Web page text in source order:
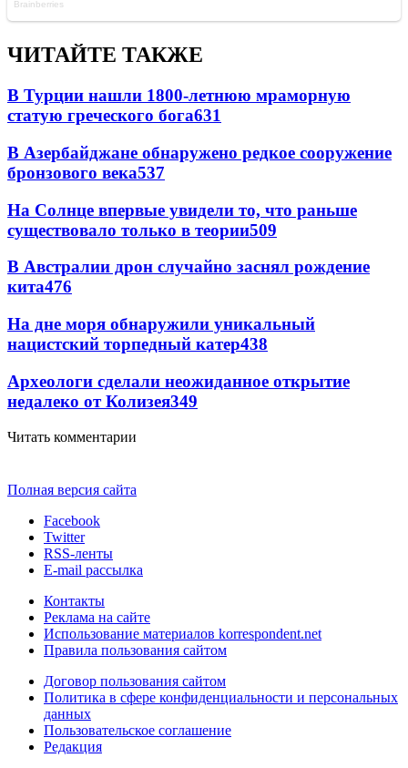
ЧИТАЙТЕ ТАКЖЕ
В Турции нашли 1800-летнюю мраморную
статую греческого бога631
В Азербайджане обнаружено редкое сооружение
бронзового века537
На Солнце впервые увидели то, что раньше
существовало только в теории509
В Австралии дрон случайно заснял рождение
кита476
На дне моря обнаружили уникальный
нацистский торпедный катер438
Археологи сделали неожиданное открытие
недалеко от Колизея349
Читать комментарии
Полная версия сайта
Facebook
Twitter
RSS-ленты
E-mail рассылка
Контакты
Реклама на сайте
Использование материалов korrespondent.net
Правила пользования сайтом
Договор пользования сайтом
Политика в сфере конфиденциальности и персональных
данных
Пользовательское соглашение
Редакция